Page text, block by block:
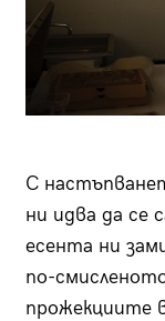
С
ни идва да се
есента ни
по-
прожекциите